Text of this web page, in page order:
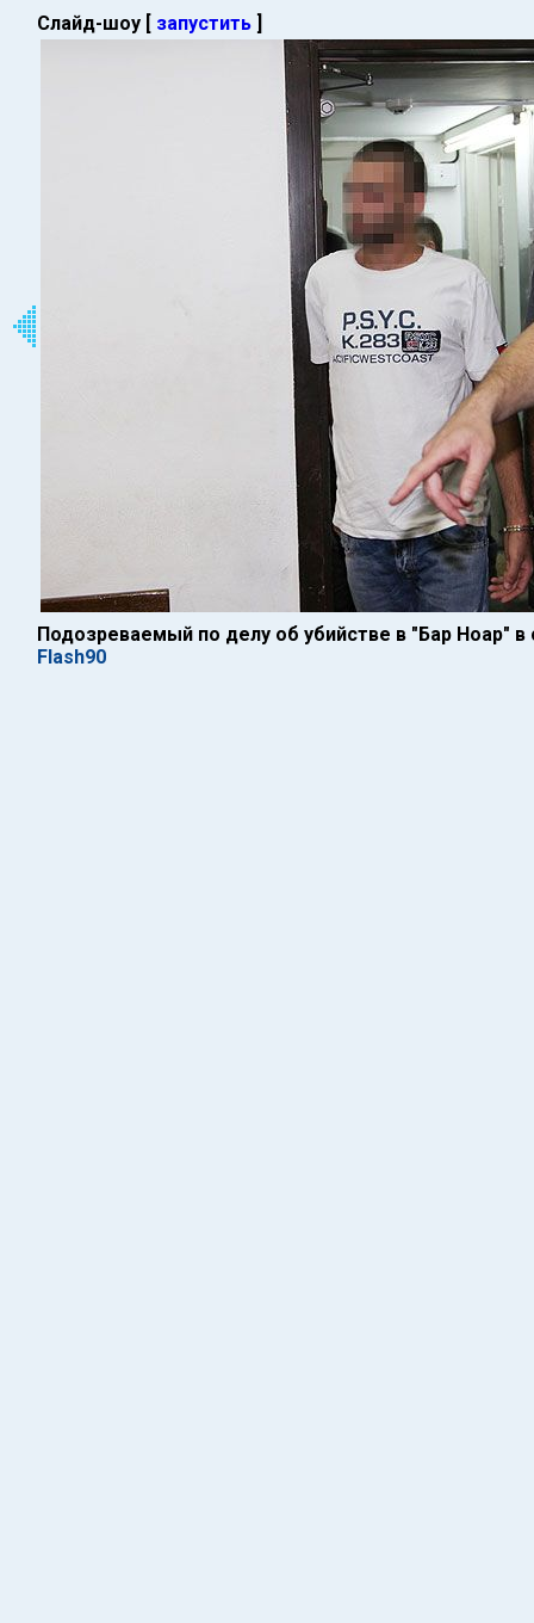
Слайд-шоу [ запустить ]
Подозреваемый по делу об убийстве в "Бар Ноар" в
Flash90